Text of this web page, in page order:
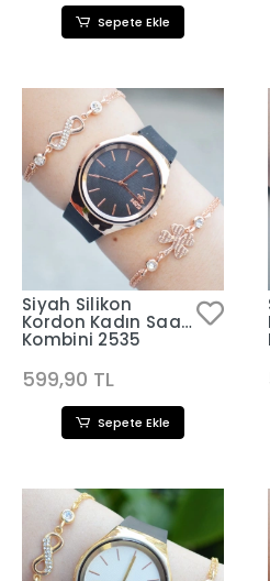
Sepete Ekle
Siyah Silikon
Kordon Kadın Saat
Kombini 2535
599,90 TL
Sepete Ekle